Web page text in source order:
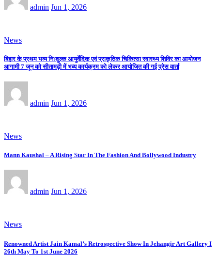
admin Jun 1, 2026
News
बिहार के प्रथम भव्य निःशुल्क आयुर्वेदिक एवं प्राकृतिक चिकित्सा स्वास्थ्य शिविर का आयोजन
आगामी 7 जून को सीतामढ़ी में भव्य कार्यक्रम को लेकर आयोजित की गई प्रेस वार्ता
admin Jun 1, 2026
News
Mann Kaushal – A Rising Star In The Fashion And Bollywood Industry
admin Jun 1, 2026
News
Renowned Artist Jain Kamal’s Retrospective Show In Jehangir Art Gallery I
26th May To 1st June 2026